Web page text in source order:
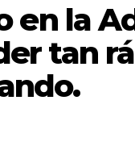
en la
tan